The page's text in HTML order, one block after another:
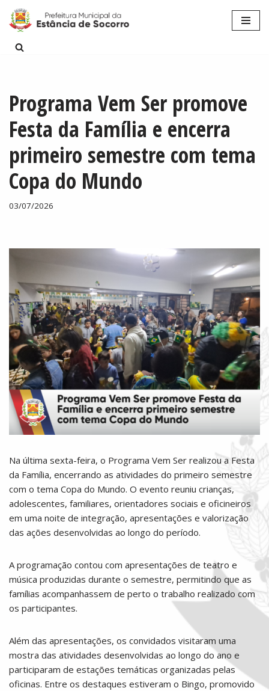
Pular
para
Programa Vem Ser promove
Festa da Família e encerra
primeiro semestre com tema
Copa do Mundo
03/07/2026
Na última sexta-feira, o Programa Vem Ser realizou a Festa
da Família, encerrando as atividades do primeiro semestre
com o tema Copa do Mundo. O evento reuniu crianças,
adolescentes, familiares, orientadores sociais e oficineiros
em uma noite de integração, apresentações e valorização
das ações desenvolvidas ao longo do período.
A programação contou com apresentações de teatro e
música produzidas durante o semestre, permitindo que as
famílias acompanhassem de perto o trabalho realizado com
os participantes.
Além das apresentações, os convidados visitaram uma
mostra das atividades desenvolvidas ao longo do ano e
participaram de estações temáticas organizadas pelas
oficinas. Entre os destaques estiveram o Bingo, promovido